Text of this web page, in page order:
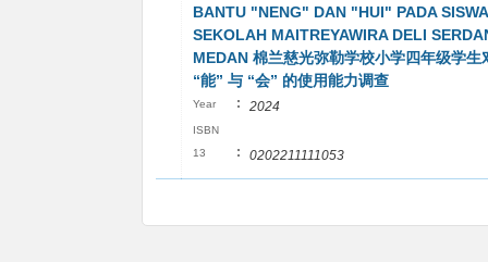
BANTU "NENG" DAN "HUI" PADA
SEKOLAH MAITREYAWIRA DELI
MEDAN 棉兰慈光弥勒学校小学四年级学生
“能” 与 “会” 的使用能力调查
Year : 2024
ISBN
13
: 0202211111053